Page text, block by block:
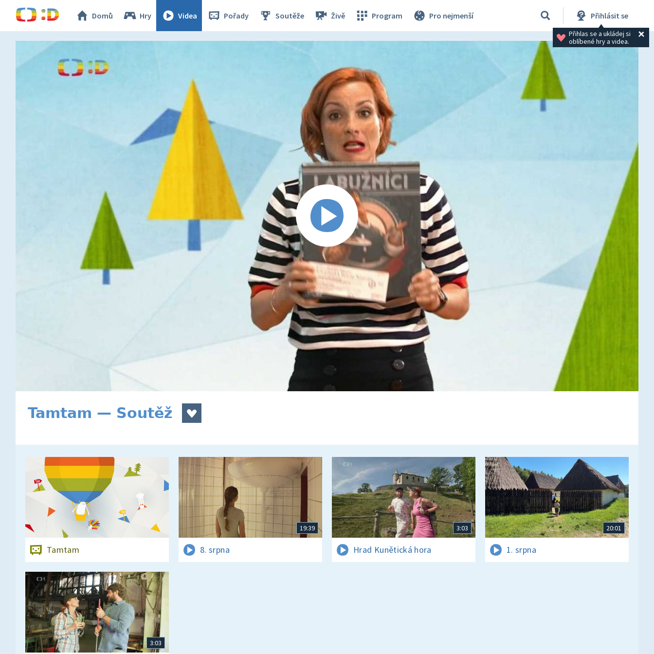
Domů Hry Videa Pořady Soutěže Živě Program Pro nejmenší Přihlásit se
Přihlas se a ukládej si
oblíbené hry a videa.
Tamtam — Soutěž
Tamtam
19:39
8. srpna
3:03
Hrad Kunětická hora
20:01
1. srpna
3:03